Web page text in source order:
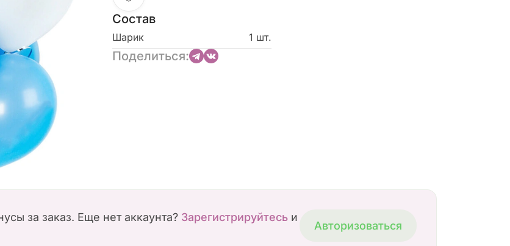
Состав
Шарик 1 шт.
Поделиться:
за заказ. Еще нет аккаунта? Зарегистрируйтесь и
Авторизоваться